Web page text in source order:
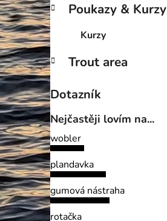
Poukazy & Kurzy
Kurzy
Trout area
Dotazník
Nejčastěji lovím na...
wobler
plandavka
gumová nástraha
rotačka